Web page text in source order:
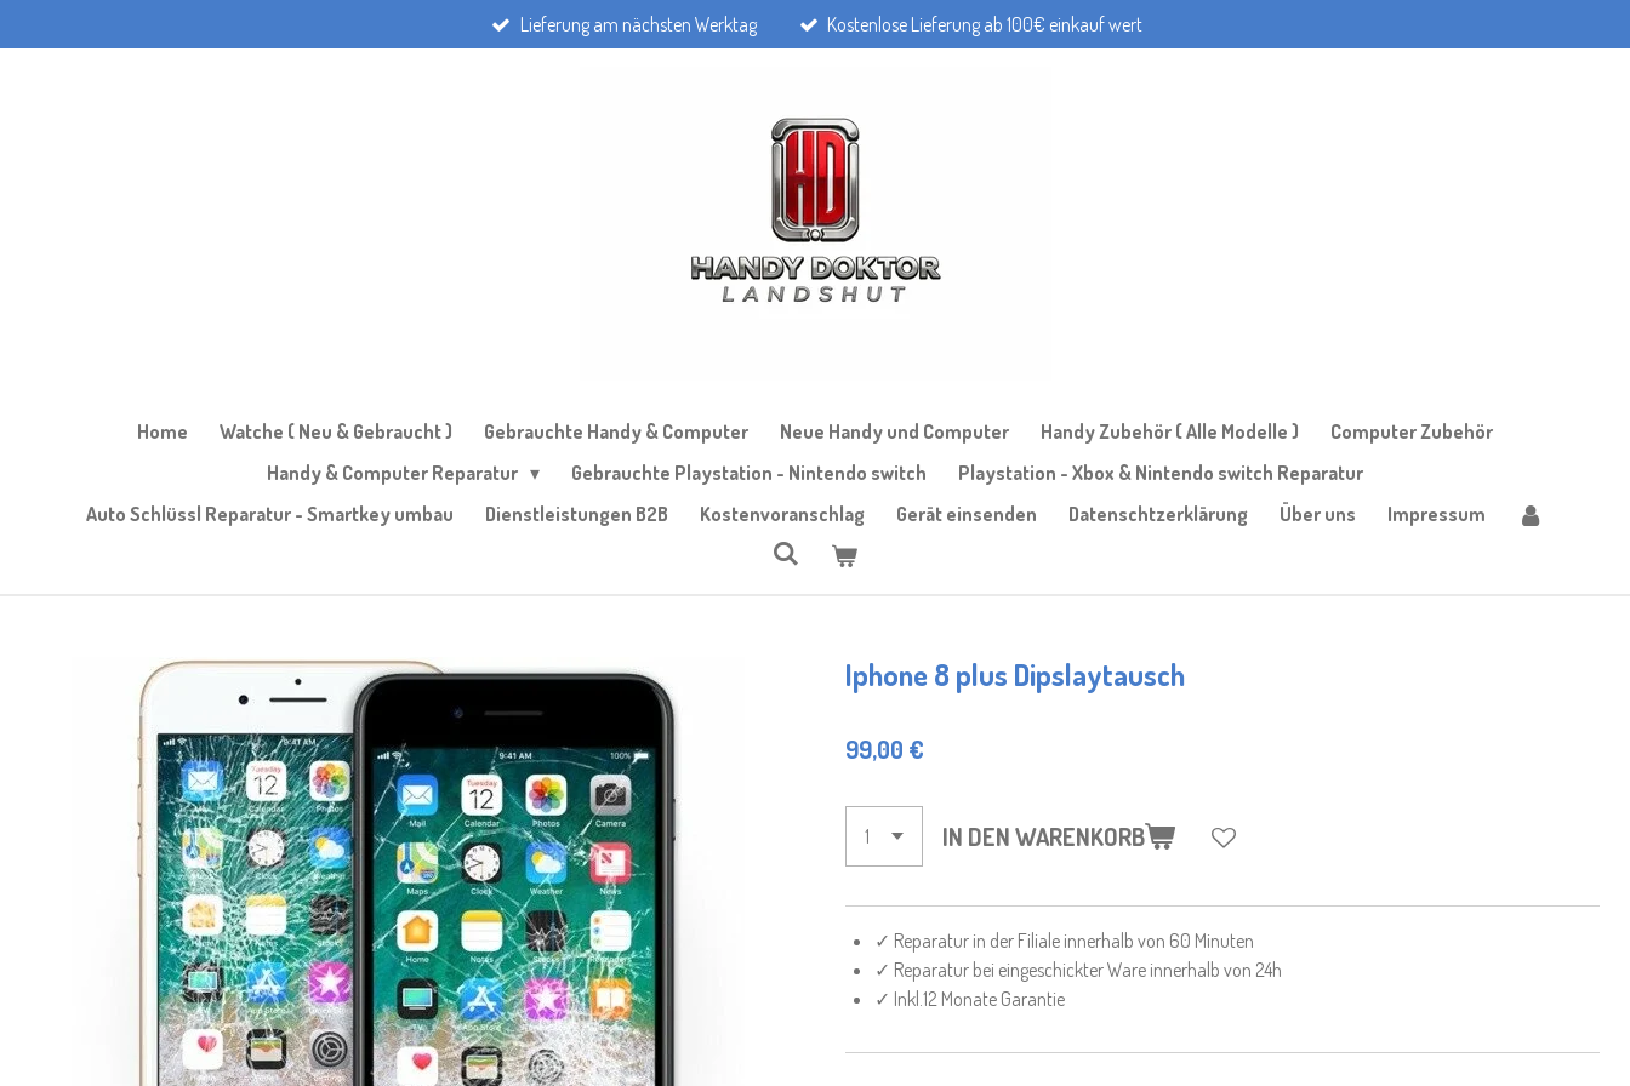
Hauptinhalt
Lieferung am nächsten Werktag Kostenlose Lieferung ab 100€ einkauf wert
Home Watche ( Neu & Gebraucht ) Gebrauchte Handy & Computer Neue Handy und Computer Handy Zubehör ( Alle Modelle )
Computer Zubehör
Handy & Computer Reparatur
Gebrauchte Playstation - Nintendo switch
Playstation - Xbox & Nintendo switch Reparatur
Auto Schlüssl Reparatur - Smartkey umbau
Dienstleistungen B2B Kostenvoranschlag Gerät einsenden Datenschtzerklärung Über uns Impressum
Iphone 8 plus Dipslaytausch
99,00 €
IN DEN WARENKORB
✓ Reparatur in der Filiale innerhalb von 60 Minuten
✓ Reparatur bei eingeschickter Ware innerhalb von 24h
✓ Inkl.12 Monate Garantie